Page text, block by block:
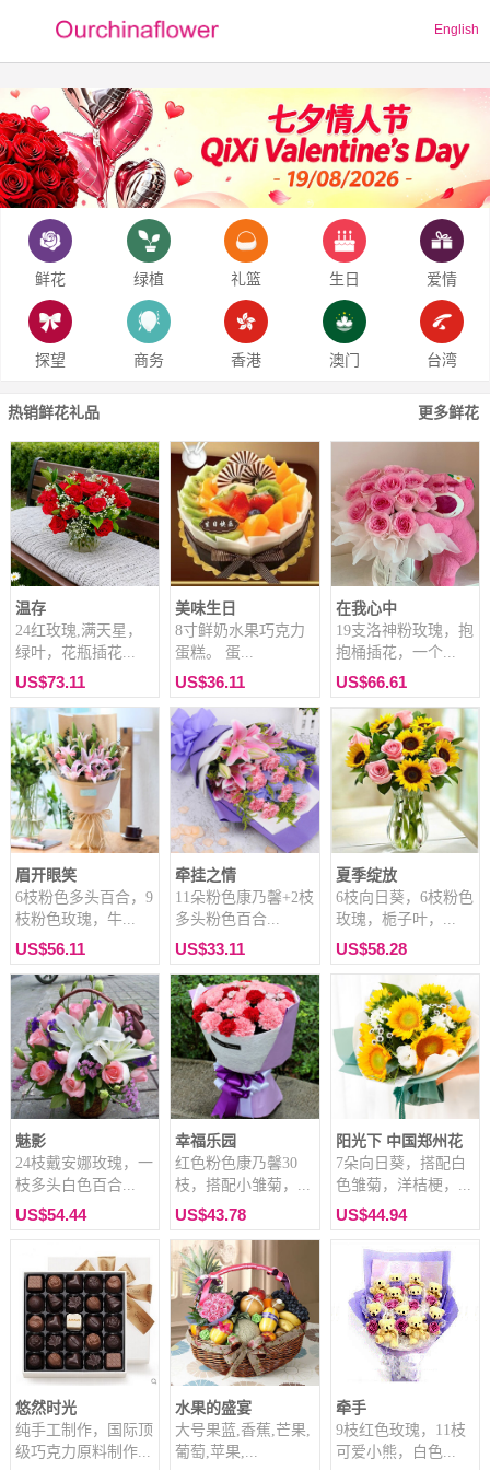
English
鲜花 绿植 礼篮 生日 爱情
探望 商务 香港 澳门 台湾
热销鲜花礼品 更多鲜花
温存
24红玫瑰,满天星，
绿叶，花瓶插花...
US$73.11
美味生日
8寸鲜奶水果巧克力
蛋糕。 蛋...
US$36.11
在我心中
19支洛神粉玫瑰，抱
抱桶插花，一个...
US$66.61
眉开眼笑
6枝粉色多头百合，9
枝粉色玫瑰，牛...
US$56.11
牵挂之情
11朵粉色康乃馨+2枝
多头粉色百合...
US$33.11
夏季绽放
6枝向日葵，6枝粉色
玫瑰，栀子叶，...
US$58.28
魅影
24枝戴安娜玫瑰，一
枝多头白色百合...
US$54.44
幸福乐园
红色粉色康乃馨30
枝，搭配小雏菊，...
US$43.78
阳光下 中国郑州花
7朵向日葵，搭配白
色雏菊，洋桔梗，...
US$44.94
悠然时光
纯手工制作，国际顶
级巧克力原料制作...
水果的盛宴
大号果蓝,香蕉,芒果,
葡萄,苹果,...
牵手
9枝红色玫瑰，11枝
可爱小熊，白色...